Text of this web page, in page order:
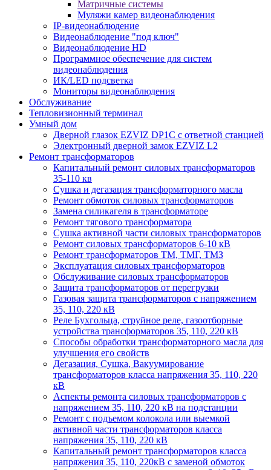
Матричные системы
Муляжи камер видеонаблюдения
IP-видеонаблюдение
Видеонаблюдение "под ключ"
Видеонаблюдение HD
Программное обеспечение для систем
видеонаблюдения
ИК/LED подсветка
Мониторы видеонаблюдения
Обслуживание
Тепловизионный терминал
Умный дом
Дверной глазок EZVIZ DP1C с ответной станцией
Электронный дверной замок EZVIZ L2
Ремонт трансформаторов
Капитальный ремонт силовых трансформаторов
35-110 кв
Сушка и дегазация трансформаторного масла
Ремонт обмоток силовых трансформаторов
Замена силикагеля в трансформаторе
Ремонт тягового трансформатора
Сушка активной части силовых трансформаторов
Ремонт силовых трансформаторов 6-10 кВ
Ремонт трансформаторов ТМ, ТМГ, ТМЗ
Эксплуатация силовых трансформаторов
Обслуживание силовых трансформаторов
Защита трансформаторов от перегрузки
Газовая защита трансформаторов с напряжением
35, 110, 220 кВ
Реле Бухгольца, струйное реле, газоотборные
устройства трансформаторов 35, 110, 220 кВ
Способы обработки трансформаторного масла для
улучшения его свойств
Дегазация, Сушка, Вакуумирование
трансформаторов класса напряжения 35, 110, 220
кВ
Аспекты ремонта силовых трансформаторов с
напряжением 35, 110, 220 кВ на подстанции
Ремонт с подъемом колокола или выемкой
активной части трансформаторов класса
напряжения 35, 110, 220 кВ
Капитальный ремонт трансформаторов класса
напряжения 35, 110, 220кВ с заменой обмоток